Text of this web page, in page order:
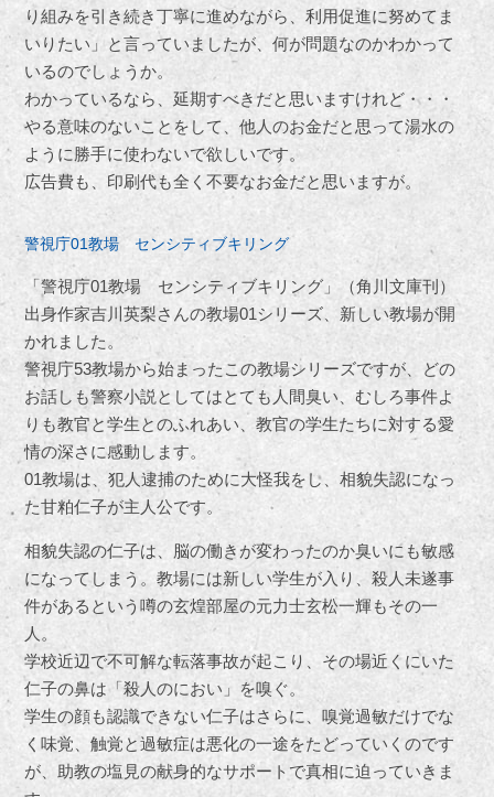
り組みを引き続き丁寧に進めながら、利用促進に努めてま
いりたい」と言っていましたが、何が問題なのかわかって
いるのでしょうか。
わかっているなら、延期すべきだと思いますけれど・・・
やる意味のないことをして、他人のお金だと思って湯水の
ように勝手に使わないで欲しいです。
広告費も、印刷代も全く不要なお金だと思いますが。
警視庁01教場 センシティブキリング
「警視庁01教場 センシティブキリング」（角川文庫刊）
出身作家吉川英梨さんの教場01シリーズ、新しい教場が開
かれました。
警視庁53教場から始まったこの教場シリーズですが、どの
お話しも警察小説としてはとても人間臭い、むしろ事件よ
りも教官と学生とのふれあい、教官の学生たちに対する愛
情の深さに感動します。
01教場は、犯人逮捕のために大怪我をし、相貌失認になっ
た甘粕仁子が主人公です。
相貌失認の仁子は、脳の働きが変わったのか臭いにも敏感
になってしまう。教場には新しい学生が入り、殺人未遂事
件があるという噂の玄煌部屋の元力士玄松一輝もその一
人。
学校近辺で不可解な転落事故が起こり、その場近くにいた
仁子の鼻は「殺人のにおい」を嗅ぐ。
学生の顔も認識できない仁子はさらに、嗅覚過敏だけでな
く味覚、触覚と過敏症は悪化の一途をたどっていくのです
が、助教の塩見の献身的なサポートで真相に迫っていきま